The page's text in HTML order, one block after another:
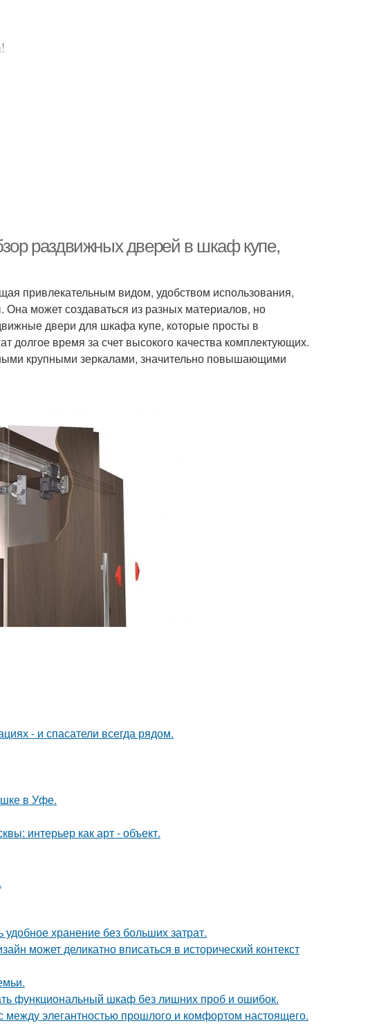
раздвижных дверей в шкаф купе,
привлекательным видом, удобством использования,
может создаваться из разных материалов, но
двери для шкафа купе, которые просты в
время за счет высокого качества комплектующих.
крупными зеркалами, значительно повышающими
- и спасатели всегда рядом.
в Уфе.
интерьер как арт - объект.
хранение без больших затрат.
может деликатно вписаться в исторический контекст
функциональный шкаф без лишних проб и ошибок.
между элегантностью прошлого и комфортом настоящего.